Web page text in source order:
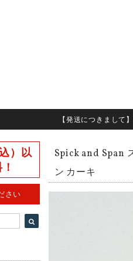
【発送につきまして
）以
さい
Spick and Span
ン カーキ